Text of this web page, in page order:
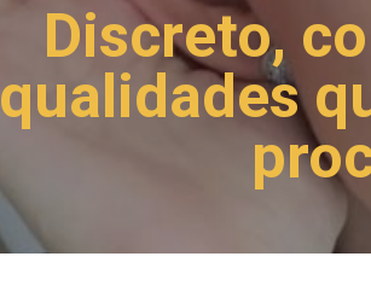
Discreto,
qualidades